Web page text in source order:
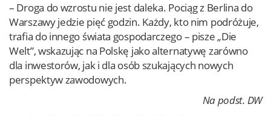
– Droga do wzrostu nie jest daleka. Pociąg z Berlina do
Warszawy jedzie pięć godzin. Każdy, kto nim podróżuje,
trafia do innego świata gospodarczego – pisze „Die
Welt”, wskazując na Polskę jako alternatywę zarówno
dla inwestorów, jak i dla osób szukających nowych
perspektyw zawodowych.
Na podst. DW